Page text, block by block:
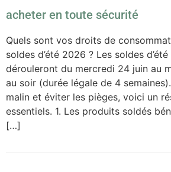
acheter en toute sécurité
Quels sont vos droits de
soldes d’été 2026 ? Les soldes
dérouleront du mercredi 24 juin au
au soir (durée légale de 4
malin et éviter les pièges, voici un
essentiels. 1. Les produits soldés
[…]